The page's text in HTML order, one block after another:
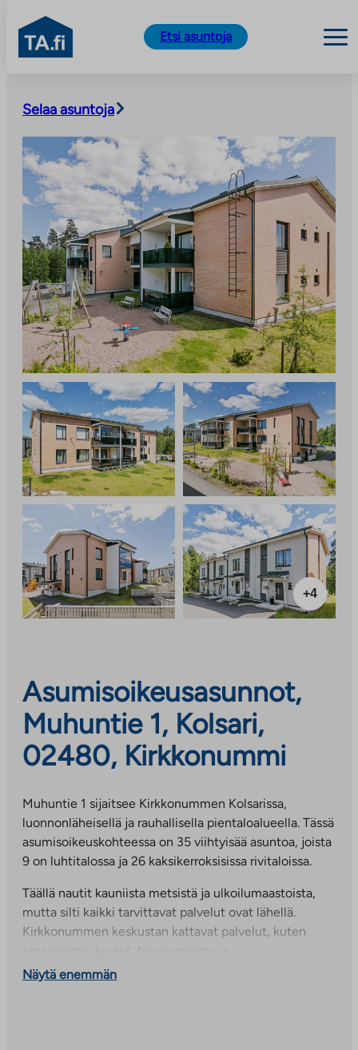
sisältöön
TA.fi
Etsi asuntoja
Selaa asuntoja
+4
Asumisoikeusasunnot,
Muhuntie 1, Kolsari,
02480, Kirkkonummi
Muhuntie 1 sijaitsee Kirkkonummen Kolsarissa,
luonnonläheisellä ja rauhallisella pientaloalueella. Tässä
asumisoikeuskohteessa on 35 viihtyisää asuntoa, joista
9 on luhtitalossa ja 26 kaksikerroksisissa rivitaloissa.
Täällä nautit kauniista metsistä ja ulkoilumaastoista,
mutta silti kaikki tarvittavat palvelut ovat lähellä.
Kirkkonummen keskustan kattavat palvelut, kuten
ostosmahdollisuudet, ovat vain noin kahden kilometrin
Näytä enemmän